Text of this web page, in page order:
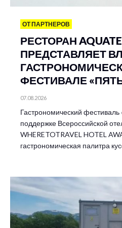
ОТ ПАРТНЕРОВ
РЕСТОРАН
ПРЕДСТАВЛЯЕТ
ФЕСТИВАЛЕ
07.08.2026
Гастрономический фестиваль
поддержке Всероссийской
WHERETOTRAVEL HOTEL
гастрономическая палитра